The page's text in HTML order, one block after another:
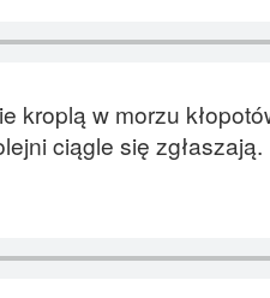
kroplą w morzu
ciągle się zgłaszają.